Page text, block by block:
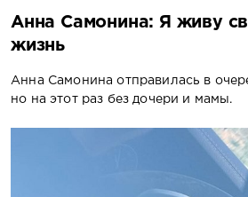
Анна Самонина: Я живу
жизнь
Анна Самонина отправилась в
но на этот раз без дочери и мамы.